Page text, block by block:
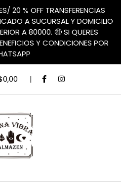
20 % OFF TRANSFERENCIAS
A SUCURSAL Y DOMICILIO
A 80000. 🤑 SI QUERES
Y CONDICIONES POR